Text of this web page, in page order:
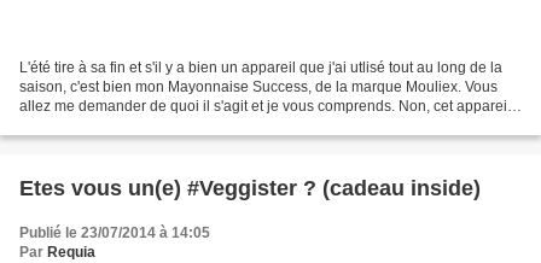
L'été tire à sa fin et s'il y a bien un appareil que j'ai utlisé tout au long de la
saison, c'est bien mon Mayonnaise Success, de la marque Mouliex. Vous
allez me demander de quoi il s'agit et je vous comprends. Non, cet appareil
Etes vous un(e) #Veggister ? (cadeau inside)
Publié le 23/07/2014 à 14:05
Par Requia